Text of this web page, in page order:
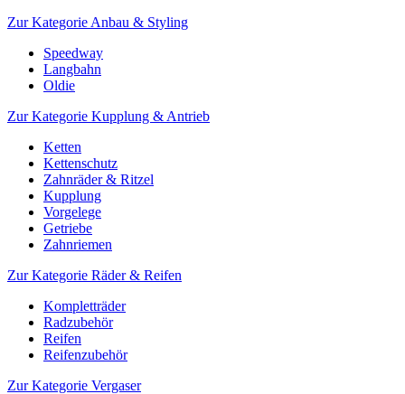
Zur Kategorie Anbau & Styling
Speedway
Langbahn
Oldie
Zur Kategorie Kupplung & Antrieb
Ketten
Kettenschutz
Zahnräder & Ritzel
Kupplung
Vorgelege
Getriebe
Zahnriemen
Zur Kategorie Räder & Reifen
Kompletträder
Radzubehör
Reifen
Reifenzubehör
Zur Kategorie Vergaser